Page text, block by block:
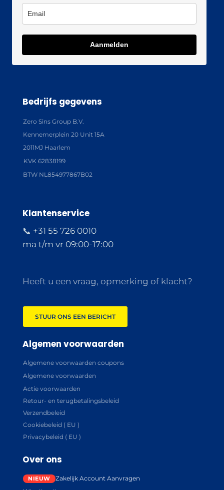
Aanmelden
Bedrijfs gegevens
Zero Sins Group B.V.
Kennemerplein 20 Unit 15A
2011MJ Haarlem
KVK 62838199
BTW NL854977867B02
Klantenservice
📞 +31 55 726 0010
ma t/m vr 09:00-17:00
Heeft u een vraag, opmerking of klacht?
STUUR ONS EEN BERICHT
Algemen voorwaarden
Algemene voorwaarden coupons
Algemene voorwaarden
Actie voorwaarden
Retour- en terugbetalingsbeleid
Verzendbeleid
Cookiebeleid ( EU )
Privacybeleid ( EU )
Over ons
Zakelijk Account Aanvragen